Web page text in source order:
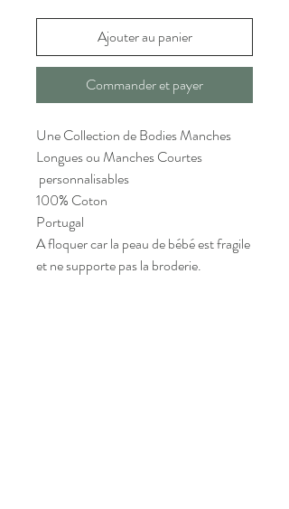
Ajouter au panier
Commander et payer
Une Collection de Bodies Manches
Longues ou Manches Courtes
personnalisables
100% Coton
Portugal
A floquer car la peau de bébé est fragile
et ne supporte pas la broderie.